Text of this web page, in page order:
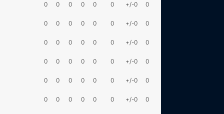
0 0 0 0 0 0 +/-0 0
0 0 0 0 0 0 +/-0 0
0 0 0 0 0 0 +/-0 0
0 0 0 0 0 0 +/-0 0
0 0 0 0 0 0 +/-0 0
0 0 0 0 0 0 +/-0 0